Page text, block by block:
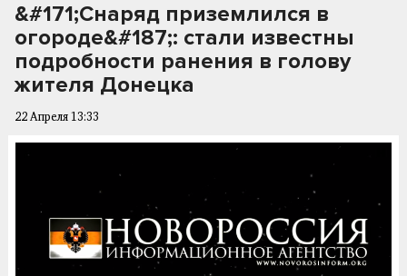
&#171;Снаряд приземлился в
огороде&#187;: стали известны
подробности ранения в голову
жителя Донецка
22 Апреля 13:33